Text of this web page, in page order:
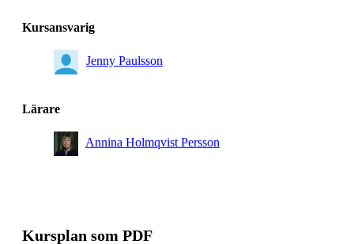
Kursansvarig
Jenny Paulsson
Lärare
Annina Holmqvist Persson
Kursplan som PDF